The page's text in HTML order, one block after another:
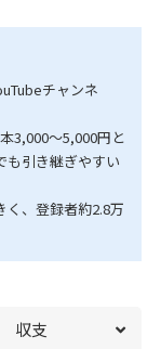
チャンネ
3,000～5,000円と
も引き継ぎやすい
く、登録者約2.8万
収支